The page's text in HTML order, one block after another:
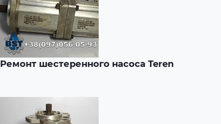
Ремонт шестеренного насоса Teren